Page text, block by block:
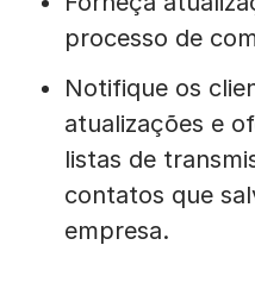
processo de
Notifique os
atualizações e
listas de
contatos que
empresa.